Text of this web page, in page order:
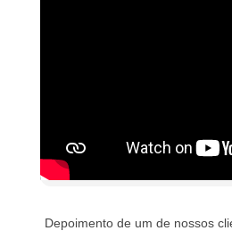
Depoimento de um de nossos